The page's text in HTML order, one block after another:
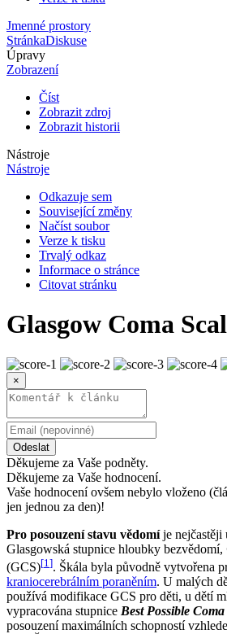
Jmenné prostory
StránkaDiskuse
Úpravy
Zobrazení
Číst
Zobrazit zdroj
Zobrazit historii
Nástroje
Nástroje
Odkazuje sem
Související změny
Načíst soubor
Verze k tisku
Trvalý odkaz
Informace o stránce
Citovat stránku
Glasgow Coma
×
Odeslat
Děkujeme za Vaše podněty.
Děkujeme za Vaše hodnocení.
Vaše hodnocení ovšem nebylo vloženo
jen jednou za den)!
Pro posouzení stavu vědomíje nejčastěji
Glasgowská stupnice hloubky bezvědomí,
(GCS)[1 ]. Škála byla původně vytvořena
kraniocerebrálním poraněním. U malých
používá modifikace GCS pro děti, u dětí
vypracována stupnice Best Possible
posouzení maximálních schopností